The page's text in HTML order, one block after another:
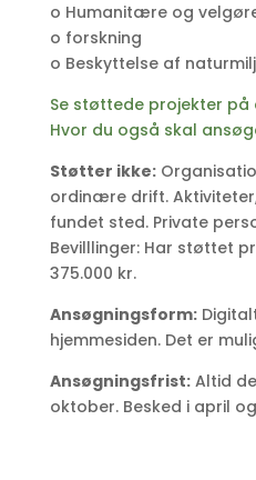
o Humanitære og
o forskning
o Beskyttelse af
Se støttede projekter på
Hvor du også skal
Støtter ikke:
ordinære drift.
fundet sted. Private
Bevilllinger: Har støttet
375.000 kr.
Ansøgningsform:
hjemmesiden. Det er
Ansøgningsfrist:Altid
oktober. Besked i april